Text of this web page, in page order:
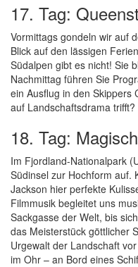
17. Tag:
Vormittags gondeln wir auf
Blick auf den lässigen
Südalpen gibt es nicht! Sie
Nachmittag führen Sie
ein Ausflug in den Skippers
auf Landschaftsdrama trifft?
18. Tag:
Im Fjordland-Nationalpark
Südinsel zur Hochform auf.
Jackson hier perfekte
Filmmusik begleitet uns
Sackgasse der Welt, bis
das Meisterstück göttlicher
Urgewalt der Landschaft
im Ohr – an Bord eines